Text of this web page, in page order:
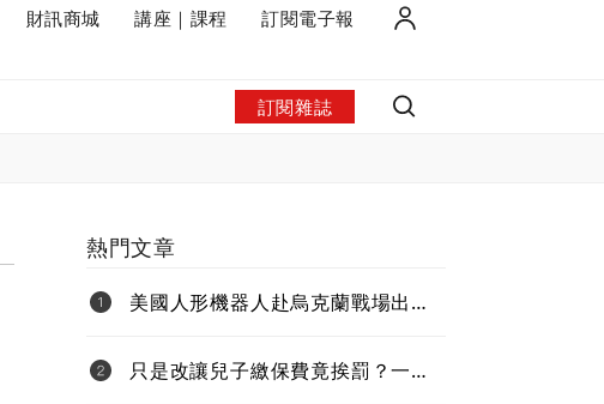
財訊商城 講座｜課程 訂閱電子報
訂閱雜誌
熱門文章
美國人形機器人赴烏克蘭戰場出任
超微Ryzen AI嵌入式X100系列處理
器
只是改讓兒子繳保費竟挨罰？一次